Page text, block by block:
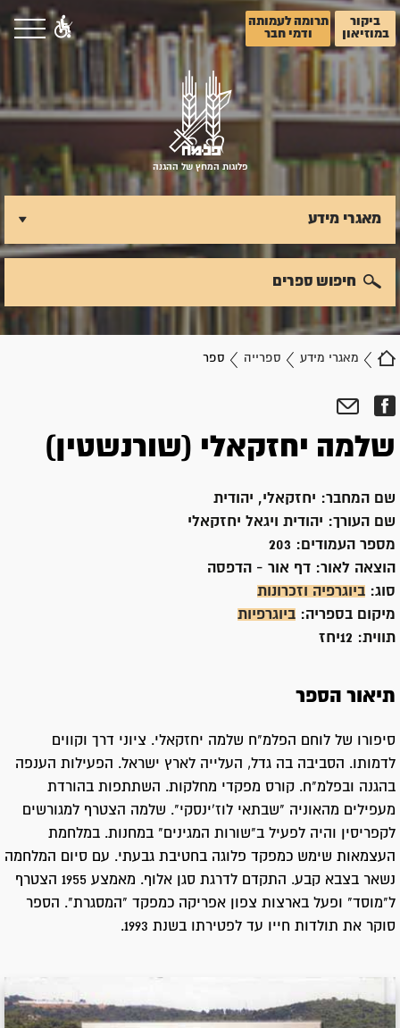
ביקור
במוזיאון
תרומה לעמותה
ודמי חבר
פלוגות המחץ של ההגנה
מאגרי מידע ספרייה ספר
מאגרי מידע
חיפוש ספרים
שלמה יחזקאלי (שורנשטין)
שם המחבר: יחזקאלי, יהודית
שם העורך: יהודית ויגאל יחזקאלי
מספר העמודים: 203
הוצאה לאור: דף אור - הדפסה
סוג: ביוגרפיה וזכרונות
מיקום בספריה: ביוגרפיות
תווית: 12יחז
תיאור הספר
סיפורו של לוחם הפלמ"ח שלמה יחזקאלי. ציוני דרך וקווים
לדמותו. הסביבה בה גדל, העלייה לארץ ישראל. הפעילות הענפה
בהגנה ובפלמ"ח. קורס מפקדי מחלקות. השתתפות בהורדת
מעפילים מהאוניה "שבתאי לוז'ינסקי". שלמה הצטרף למגורשים
לקפריסין והיה לפעיל ב"שורות המגינים" במחנות. במלחמת
העצמאות שימש כמפקד פלוגה בחטיבת גבעתי. עם סיום המלחמה
נשאר בצבא קבע. התקדם לדרגת סגן אלוף. מאמצע 1955 הצטרף
ל"מוסד" ופעל בארצות צפון אפריקה כמפקד "המסגרת". הספר
סוקר את תולדות חייו עד לפטירתו בשנת 1993.